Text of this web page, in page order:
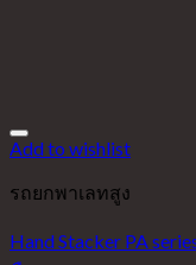
Add to wishlist
รถยกพาเลทสูง
Hand Stacker PA